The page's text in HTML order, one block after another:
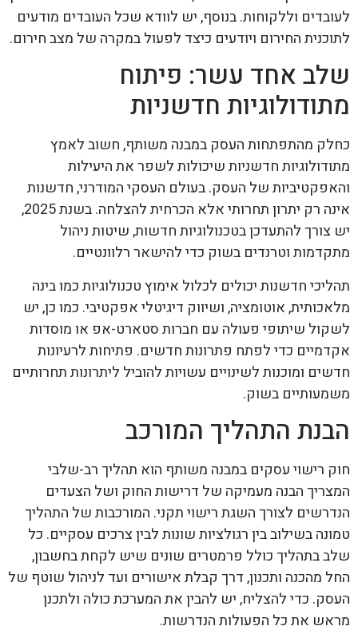
לעובדים וללקוחות. בנוסף, יש לוודא שכל העובדים מודעים
לתוכנית החירום ויודעים כיצד לפעול במקרה של מצב חירום.
שלב אחד עשר: פיתוח
מתודולוגיות חדשניות
כחלק מהתפתחות העסק במבנה משותף, חשוב לאמץ
מתודולוגיות חדשניות שיכולות לשפר את היעילות
והאפקטיביות של העסק. בעולם העסקי המודרני, חדשנות
אינה רק יתרון תחרותי אלא הכרחית להצלחה. בשנת 2025,
יש צורך להתעדכן בטכנולוגיות חדשות, שיטות ניהול
מתקדמות וטרנדים בשוק כדי להישאר רלוונטיים.
תהליכי חדשנות יכולים לכלול אימוץ טכנולוגיות כמו בינה
מלאכותית, אוטומציה, ושיווק דיגיטלי אפקטיבי. כמו כן, יש
לשקול שיתופי פעולה עם חברות סטארט-אפ או מוסדות
אקדמיים כדי לפתח פתרונות חדשים. פתיחות לרעיונות
חדשים ומוכנות לשינויים עשויות להוביל ליתרונות תחרותיים
משמעותיים בשוק.
הבנת התהליך המורכב
חוק רישוי עסקים במבנה משותף הוא תהליך רב-שלבי
המצריך הבנה מעמיקה של דרישות החוק ושל הצעדים
הנדרשים לצורך השגת רישוי תקני. המורכבות של התהליך
טמונה בשילוב בין רגולציות שונות לבין צרכים עסקיים. כל
שלב בתהליך כולל פרמטרים שונים שיש לקחת בחשבון,
החל מהכנה ותכנון, דרך קבלת אישורים ועד לניהול שוטף של
העסק. כדי להצליח, יש להבין את המערכת כולה ולתכנן
מראש את כל הפעולות הנדרשות.